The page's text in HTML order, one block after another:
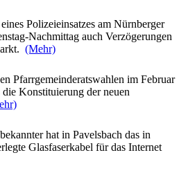
Polizeieinsatzes am Nürnberger
Nachmittag auch Verzögerungen
(Mehr)
Pfarrgemeinderatswahlen im Februar
Konstituierung der neuen
hat in Pavelsbach das in
Glasfaserkabel für das Internet